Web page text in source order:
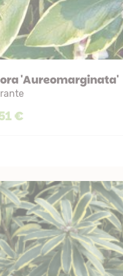
'Aureomarginata'
€